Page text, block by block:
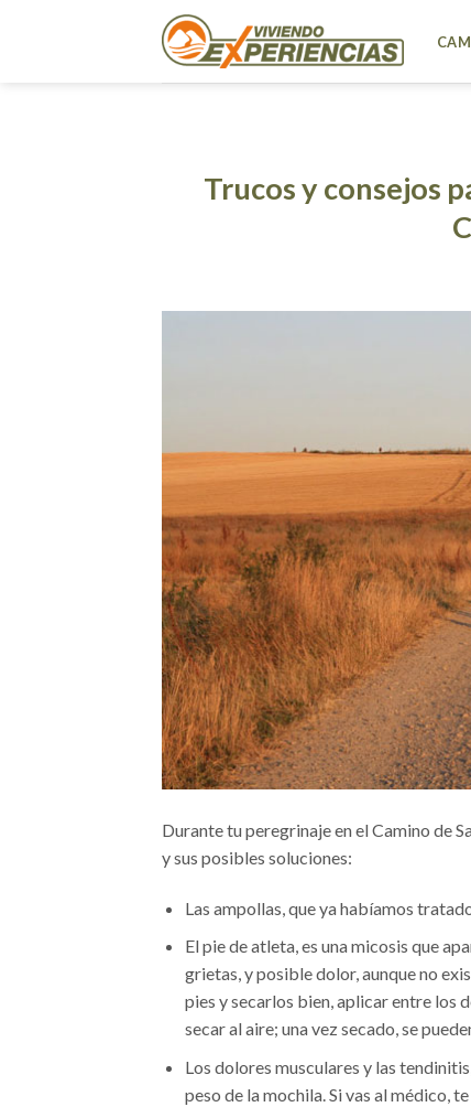
Trucos y consejos
Durante tu peregrinaje en el Camino de
y sus posibles soluciones:
Las ampollas, que ya habíamos
El pie de atleta, es una micosis que
grietas, y posible dolor, aunque no
pies y secarlos bien, aplicar entre los
secar al aire; una vez secado, se
Los dolores musculares y las
peso de la mochila. Si vas al médico,